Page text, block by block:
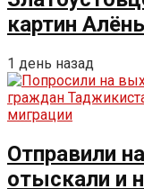
картин
1 день назад
Отправили
отыскали и